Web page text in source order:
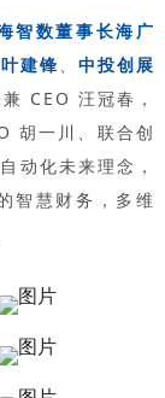
智数董事长海广
建锋、 中投创展
CEO 汪冠春，
胡一川、联合创
动化未来理念，
智慧财务，多维